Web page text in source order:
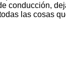
conducción,
las cosas